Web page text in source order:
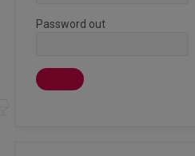
Password out